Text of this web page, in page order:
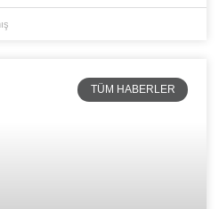
TÜM HABERLER